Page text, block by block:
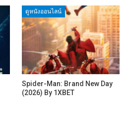
ดูหนังออนไลน์
Spider-Man: Brand New Day
(2026) By 1XBET